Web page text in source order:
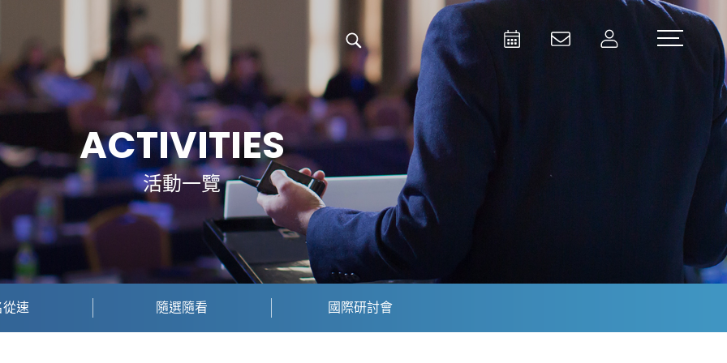
Activities
Contact Us
Member
Aerospace | Defense | Security
Broadcast and Media
ACTIVITIES
活動一覽
速 隨選隨看 國際研討會